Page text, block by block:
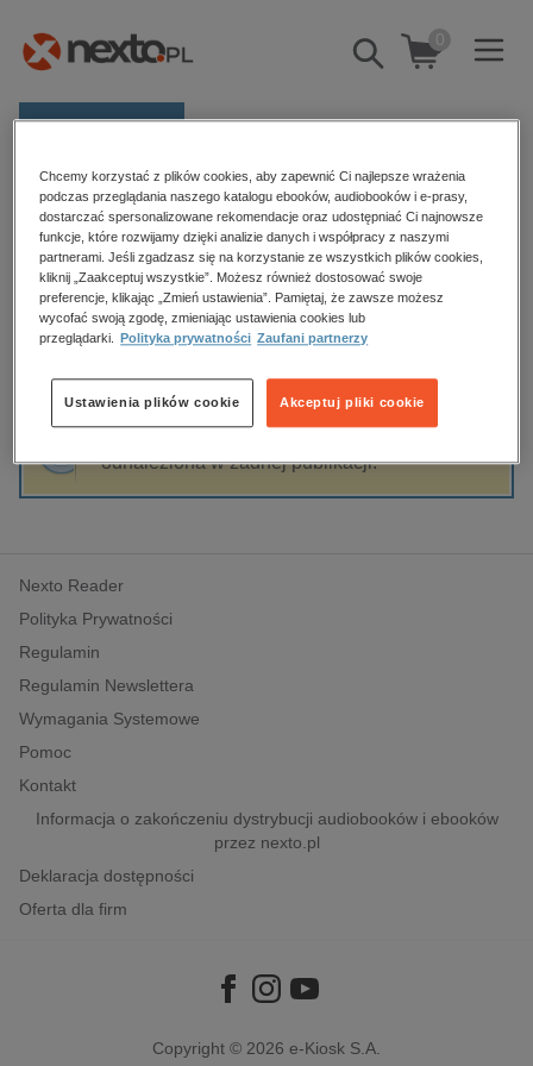
Pokaż/schowaj
wyszukiwarkę
0
E-prasa
Kategorie
Zobacz wszystkie E-prasa
budownictwo, aranżacja wnętrz
biznesowe, branżowe, gospodarka
edukacja
hobby, sport, rozrywka
komputery, internet, technologie, informatyka
polityka, społeczno-informacyjne
psychologiczne
inne
popularno-naukowe
historia
Strona główna Cezary Łazarewicz
Cezary Łazarewicz
Sortowanie Filtrowanie
odnaleziona w żadnej publikacji.
Nexto Reader
Polityka Prywatności
Regulamin
Regulamin Newslettera
Wymagania Systemowe
Pomoc
Kontakt
Informacja o zakończeniu dystrybucji audiobooków i ebooków
przez nexto.pl
Deklaracja dostępności
Oferta dla firm
Copyright © 2026 e-Kiosk S.A.
Chcemy korzystać z plików cookies, aby zapewnić Ci najlepsze wrażenia
podczas przeglądania naszego katalogu ebooków, audiobooków i e-prasy,
dostarczać spersonalizowane rekomendacje oraz udostępniać Ci najnowsze
funkcje, które rozwijamy dzięki analizie danych i współpracy z naszymi
partnerami. Jeśli zgadzasz się na korzystanie ze wszystkich plików cookies,
kliknij „Zaakceptuj wszystkie”. Możesz również dostosować swoje
preferencje, klikając „Zmień ustawienia”. Pamiętaj, że zawsze możesz
wycofać swoją zgodę, zmieniając ustawienia cookies lub
przeglądarki.
Polityka prywatności Zaufani partnerzy
Akceptuj pliki cookie
Ustawienia plików cookie